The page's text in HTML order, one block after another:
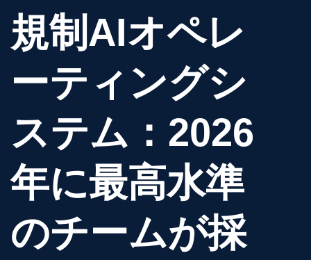
プ規制AIオペレ
ーティングシ
ステム：2026
年に最高水準
のチームが採